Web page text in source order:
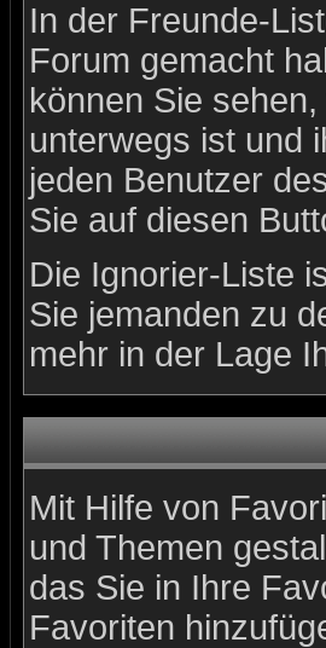
In der Freunde-
Forum gemacht
können Sie
unterwegs ist und
jeden Benutzer
Sie auf diesen
Die Ignorier-Liste
Sie jemanden zu
mehr in der Lage
Mit Hilfe von
und Themen
das Sie in Ihre
Favoriten